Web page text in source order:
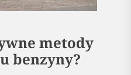
metody
benzyny?